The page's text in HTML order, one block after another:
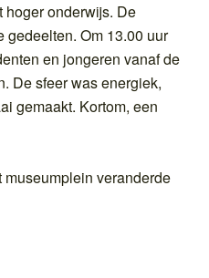
onderwijs. De
gedeelten. Om 13.00 uur
en jongeren vanaf de
De sfeer was energiek,
gemaakt. Kortom, een
veranderde